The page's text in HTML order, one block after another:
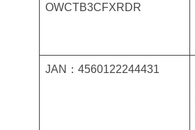
OWCTB3CFXRDR
JAN：4560122244431